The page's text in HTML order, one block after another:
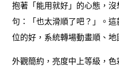
抱著「能用就好」的心態，
句：「也太滑順了吧？」。
位的好，系統轉場動畫順、
外觀簡約，亮度中上等級，